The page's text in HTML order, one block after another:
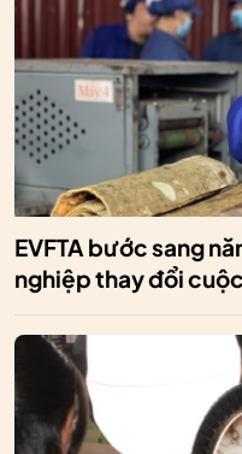
EVFTA bước sang
nghiệp thay đổi